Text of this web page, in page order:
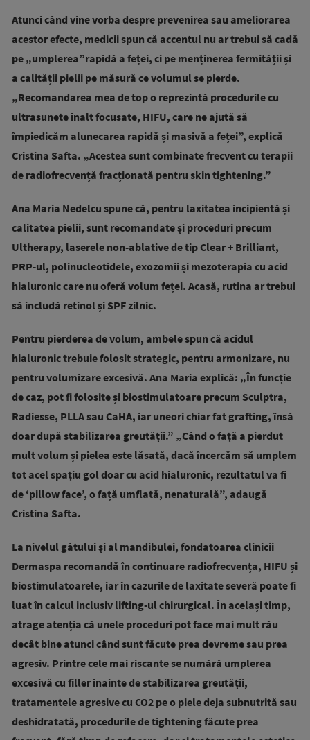
Atunci când vine vorba despre prevenirea sau ameliorarea
acestor efecte, medicii spun că accentul nu ar trebui să cadă
pe „umplerea”rapidă a feței, ci pe menținerea fermității și
a calității pielii pe măsură ce volumul se pierde.
„Recomandarea mea de top o reprezintă procedurile cu
ultrasunete înalt focusate, HIFU, care ne ajută să
împiedicăm alunecarea rapidă și masivă a feței”, explică
Cristina Safta. „Acestea sunt combinate frecvent cu terapii
de radiofrecvență fracționată pentru skin tightening.”
Ana Maria Nedelcu spune că, pentru laxitatea incipientă și
calitatea pielii, sunt recomandate și proceduri precum
Ultherapy, laserele non-ablative de tip Clear + Brilliant,
PRP-ul, polinucleotidele, exozomii și mezoterapia cu acid
hialuronic care nu oferă volum feței. Acasă, rutina ar trebui
să includă retinol și SPF zilnic.
Pentru pierderea de volum, ambele spun că acidul
hialuronic trebuie folosit strategic, pentru armonizare, nu
pentru volumizare excesivă. Ana Maria explică: „În funcție
de caz, pot fi folosite și biostimulatoare precum Sculptra,
Radiesse, PLLA sau CaHA, iar uneori chiar fat grafting, însă
doar după stabilizarea greutății.” „Când o față a pierdut
mult volum și pielea este lăsată, dacă încercăm să umplem
tot acel spațiu gol doar cu acid hialuronic, rezultatul va fi
de ‘pillow face’, o față umflată, nenaturală”, adaugă
Cristina Safta.
La nivelul gâtului și al mandibulei, fondatoarea clinicii
Dermaspa recomandă în continuare radiofrecvența, HIFU și
biostimulatoarele, iar în cazurile de laxitate severă poate fi
luat în calcul inclusiv lifting-ul chirurgical. În același timp,
atrage atenția că unele proceduri pot face mai mult rău
decât bine atunci când sunt făcute prea devreme sau prea
agresiv. Printre cele mai riscante se numără umplerea
excesivă cu filler înainte de stabilizarea greutății,
tratamentele agresive cu CO2 pe o piele deja subnutrită sau
deshidratată, procedurile de tightening făcute prea